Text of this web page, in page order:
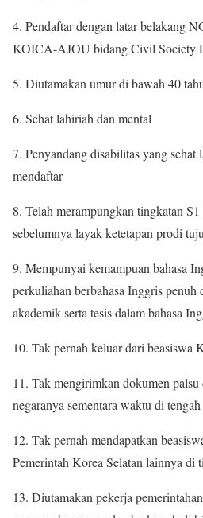
4. Pendaftar dengan latar belakang
KOICA-AJOU bidang Civil Society
5. Diutamakan umur di bawah 40
6. Sehat lahiriah dan mental
7. Penyandang disabilitas yang sehat
mendaftar
8. Telah merampungkan tingkatan
sebelumnya layak ketetapan prodi
9. Mempunyai kemampuan bahasa
perkuliahan berbahasa Inggris penuh
akademik serta tesis dalam bahasa
10. Tak pernah keluar dari beasiswa
11. Tak mengirimkan dokumen
negaranya sementara waktu di
12. Tak pernah mendapatkan
Pemerintah Korea Selatan lainnya di
13. Diutamakan pekerja